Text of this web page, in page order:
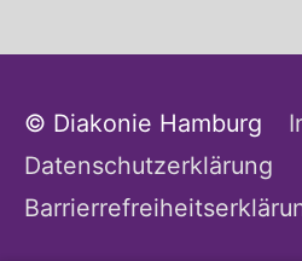
© Diakonie Hamburg
Datenschutzerklärung